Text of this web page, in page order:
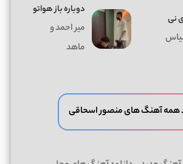
نی
دوباره باز هواتو
میر احمد و
ماهد
همه آهنگ های منصور اسحاقی